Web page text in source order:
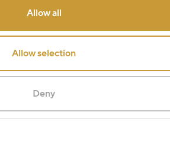
Allow all
Allow selection
Deny